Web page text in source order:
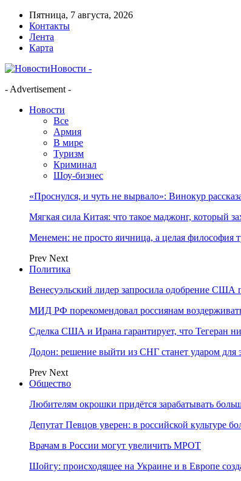
Пятница, 7 августа, 2026
Контакты
Лента
Карта
Новости -
- Advertisement -
Новости
Все
Армия
В мире
Туризм
Криминал
Шоу-бизнес
«Проснулся, и чуть не вырвало»: Винокур
Мягкая сила Китая: что такое маджонг, который
Менемен: не просто яичница, а целая философия
Prev Next
Политика
Венесуэльский лидер запросила одобрение США
МИД РФ порекомендовал россиянам
Сделка США и Ирана гарантирует, что Тегеран
Додон: решение выйти из СНГ станет ударом
Prev Next
Общество
Любителям окрошки придётся зарабатывать
Депутат Певцов уверен: в российской культуре
Врачам в России могут увеличить МРОТ
Шойгу: происходящее на Украине и в Европе